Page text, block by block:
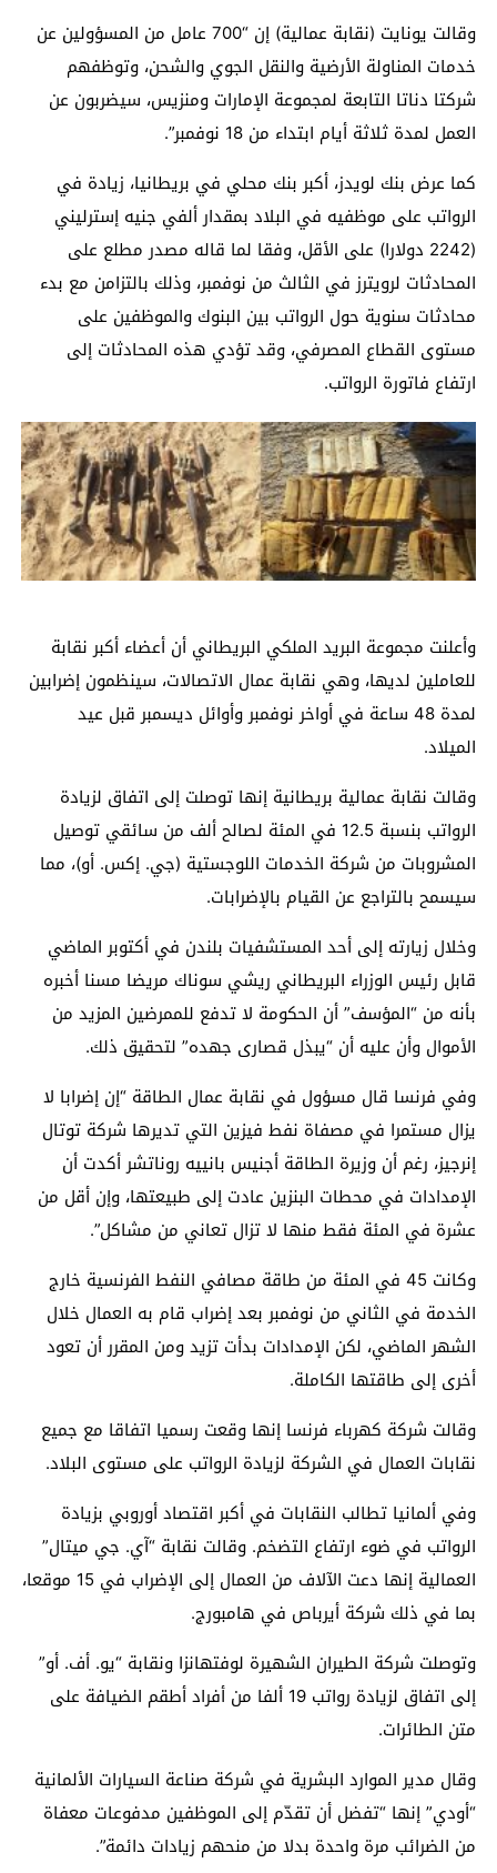
وقالت يونايت (نقابة عمالية) إن “700 عامل من المسؤولين عن
خدمات المناولة الأرضية والنقل الجوي والشحن، وتوظفهم
شركتا دناتا التابعة لمجموعة الإمارات ومنزيس، سيضربون عن
العمل لمدة ثلاثة أيام ابتداء من 18 نوفمبر”.
كما عرض بنك لويدز، أكبر بنك محلي في بريطانيا، زيادة في
الرواتب على موظفيه في البلاد بمقدار ألفي جنيه إسترليني
(2242 دولارا) على الأقل، وفقا لما قاله مصدر مطلع على
المحادثات لرويترز في الثالث من نوفمبر، وذلك بالتزامن مع بدء
محادثات سنوية حول الرواتب بين البنوك والموظفين على
مستوى القطاع المصرفي، وقد تؤدي هذه المحادثات إلى
ارتفاع فاتورة الرواتب.
وأعلنت مجموعة البريد الملكي البريطاني أن أعضاء أكبر نقابة
للعاملين لديها، وهي نقابة عمال الاتصالات، سينظمون إضرابين
لمدة 48 ساعة في أواخر نوفمبر وأوائل ديسمبر قبل عيد
الميلاد.
وقالت نقابة عمالية بريطانية إنها توصلت إلى اتفاق لزيادة
الرواتب بنسبة 12.5 في المئة لصالح ألف من سائقي توصيل
المشروبات من شركة الخدمات اللوجستية (جي. إكس. أو)، مما
سيسمح بالتراجع عن القيام بالإضرابات.
وخلال زيارته إلى أحد المستشفيات بلندن في أكتوبر الماضي
قابل رئيس الوزراء البريطاني ريشي سوناك مريضا مسنا أخبره
بأنه من “المؤسف” أن الحكومة لا تدفع للممرضين المزيد من
الأموال وأن عليه أن “يبذل قصارى جهده” لتحقيق ذلك.
وفي فرنسا قال مسؤول في نقابة عمال الطاقة “إن إضرابا لا
يزال مستمرا في مصفاة نفط فيزين التي تديرها شركة توتال
إنرجيز، رغم أن وزيرة الطاقة أجنيس بانييه روناتشر أكدت أن
الإمدادات في محطات البنزين عادت إلى طبيعتها، وإن أقل من
عشرة في المئة فقط منها لا تزال تعاني من مشاكل”.
وكانت 45 في المئة من طاقة مصافي النفط الفرنسية خارج
الخدمة في الثاني من نوفمبر بعد إضراب قام به العمال خلال
الشهر الماضي، لكن الإمدادات بدأت تزيد ومن المقرر أن تعود
أخرى إلى طاقتها الكاملة.
وقالت شركة كهرباء فرنسا إنها وقعت رسميا اتفاقا مع جميع
نقابات العمال في الشركة لزيادة الرواتب على مستوى البلاد.
وفي ألمانيا تطالب النقابات في أكبر اقتصاد أوروبي بزيادة
الرواتب في ضوء ارتفاع التضخم. وقالت نقابة “آي. جي ميتال”
العمالية إنها دعت الآلاف من العمال إلى الإضراب في 15 موقعا،
بما في ذلك شركة أيرباص في هامبورج.
وتوصلت شركة الطيران الشهيرة لوفتهانزا ونقابة “يو. أف. أو”
إلى اتفاق لزيادة رواتب 19 ألفا من أفراد أطقم الضيافة على
متن الطائرات.
وقال مدير الموارد البشرية في شركة صناعة السيارات الألمانية
“أودي” إنها “تفضل أن تقدّم إلى الموظفين مدفوعات معفاة
من الضرائب مرة واحدة بدلا من منحهم زيادات دائمة”.